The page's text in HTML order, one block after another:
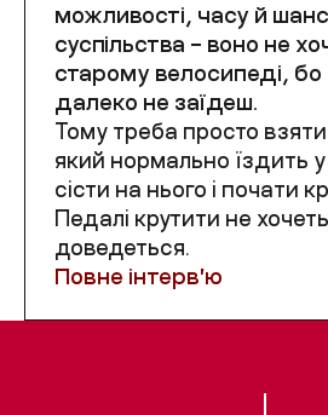
можливості, часу й
суспільства – воно не
старому велосипеді,
далеко не заїдеш.
Тому треба просто
який нормально їздить у
сісти на нього і почати
Педалі крутити не
доведеться.
Повне інтервʼю